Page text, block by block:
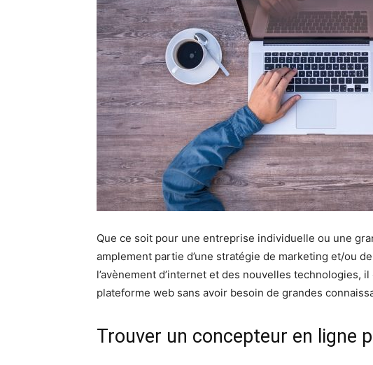
Que ce soit pour une entreprise individuelle ou une
amplement partie d’une stratégie de marketing et/ou
l’avènement d’internet et des nouvelles technologies,
plateforme web sans avoir besoin de grandes
Trouver un concepteur en ligne